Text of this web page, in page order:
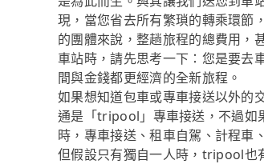
現，當您省去所有繁瑣的轉乘環節
的團體來說，整趟旅程的總費用，
車站時，請先思考一下：您是要
間與金錢都更經濟的全新旅程。
如果想知道包車或專車接送以外的
通是「tripool」專車接送，不過如
時，專車接送、租車自駕、計程車
但假設只有獨自一人時，tripool也